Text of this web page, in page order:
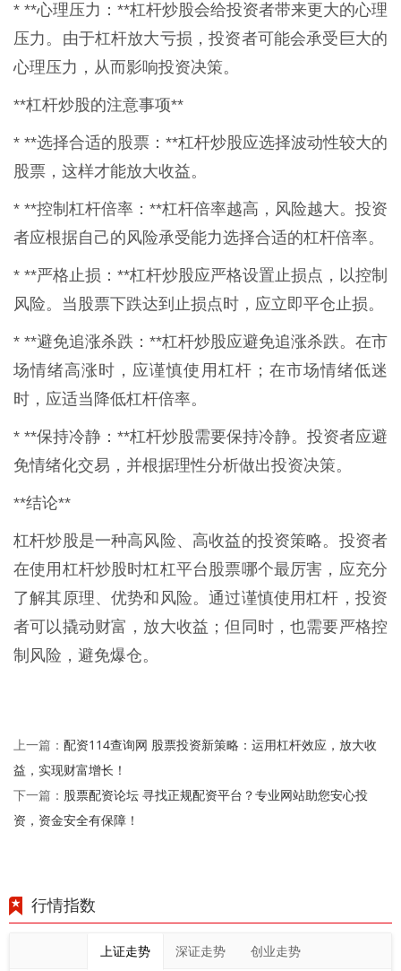
* **心理压力：**杠杆炒股会给投资者带来更大的心理
压力。由于杠杆放大亏损，投资者可能会承受巨大的
心理压力，从而影响投资决策。
**杠杆炒股的注意事项**
* **选择合适的股票：**杠杆炒股应选择波动性较大的
股票，这样才能放大收益。
* **控制杠杆倍率：**杠杆倍率越高，风险越大。投资
者应根据自己的风险承受能力选择合适的杠杆倍率。
* **严格止损：**杠杆炒股应严格设置止损点，以控制
风险。当股票下跌达到止损点时，应立即平仓止损。
* **避免追涨杀跌：**杠杆炒股应避免追涨杀跌。在市
场情绪高涨时，应谨慎使用杠杆；在市场情绪低迷
时，应适当降低杠杆倍率。
* **保持冷静：**杠杆炒股需要保持冷静。投资者应避
免情绪化交易，并根据理性分析做出投资决策。
**结论**
杠杆炒股是一种高风险、高收益的投资策略。投资者
在使用杠杆炒股时杠杠平台股票哪个最厉害，应充分
了解其原理、优势和风险。通过谨慎使用杠杆，投资
者可以撬动财富，放大收益；但同时，也需要严格控
制风险，避免爆仓。
上一篇： 配资114查询网 股票投资新策略：运用杠杆效应，放大收
益，实现财富增长！
下一篇： 股票配资论坛 寻找正规配资平台？专业网站助您安心投
资，资金安全有保障！
行情指数
上证走势 深证走势 创业走势